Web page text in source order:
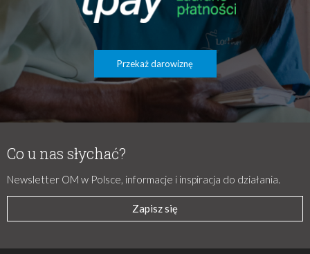
Przekaż darowiznę
Co u nas słychać?
Newsletter OM w Polsce, informacje i inspiracja do działania.
Zapisz się